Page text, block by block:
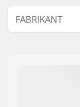
Stijl:
Kenmerken:
UV-
FABRIKANT